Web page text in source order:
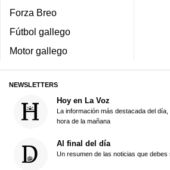
Forza Breo
Fútbol gallego
Motor gallego
NEWSLETTERS
Hoy en La Voz
La información más destacada del
hora de la mañana
Al final del día
Un resumen de las noticias que